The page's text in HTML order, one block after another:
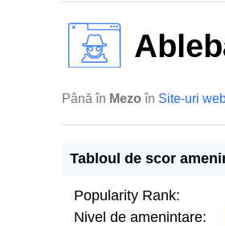
Până în Mezo în Site-uri
Tabloul de scor
Popularity Rank:
Nivel de amenintare: